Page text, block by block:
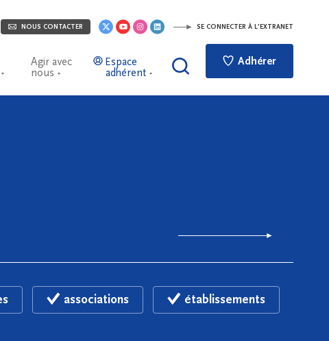
NOUS CONTACTER SE CONNECTER À L'EXTRANET
Agir avec
nous
Espace
adhérent
Adhérer
associations établissements